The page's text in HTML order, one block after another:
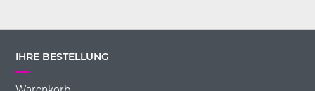
IHRE BESTELLUNG